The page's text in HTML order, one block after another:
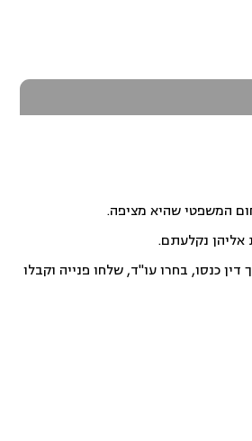
המשפטי שהיא מציפה.
אליהן נקלעתם.
כנסו, בחרו עו"ד, שלחו פנייה וקבלו